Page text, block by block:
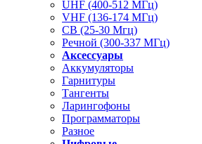
UHF (400-512 МГц)
VHF (136-174 МГц)
CB (25-30 Мгц)
Речной (300-337 МГц)
Аксессуары
Аккумуляторы
Гарнитуры
Тангенты
Ларингофоны
Программаторы
Разное